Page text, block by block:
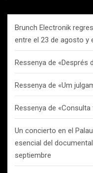
Brunch Electronik
entre el 23 de agosto y
Ressenya de «Després
Ressenya de «Um
Ressenya de
Un concierto en el
esencial del
septiembre